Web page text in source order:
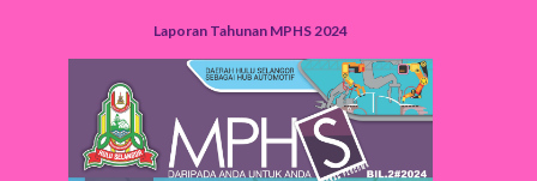
Laporan Tahunan MPHS 2024